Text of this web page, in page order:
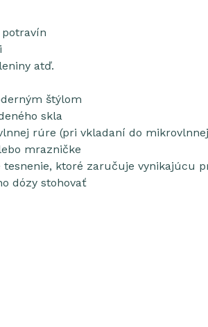
potravín
atď.
štýlom
skla
rúre (pri vkladaní do
mrazničke
tesnenie, ktoré zaručuje vynikajúcu
dózy stohovať